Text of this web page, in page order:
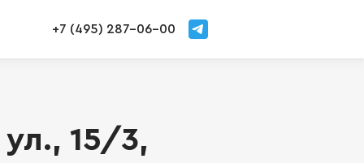
+7 (495) 287-06-00
15/3,